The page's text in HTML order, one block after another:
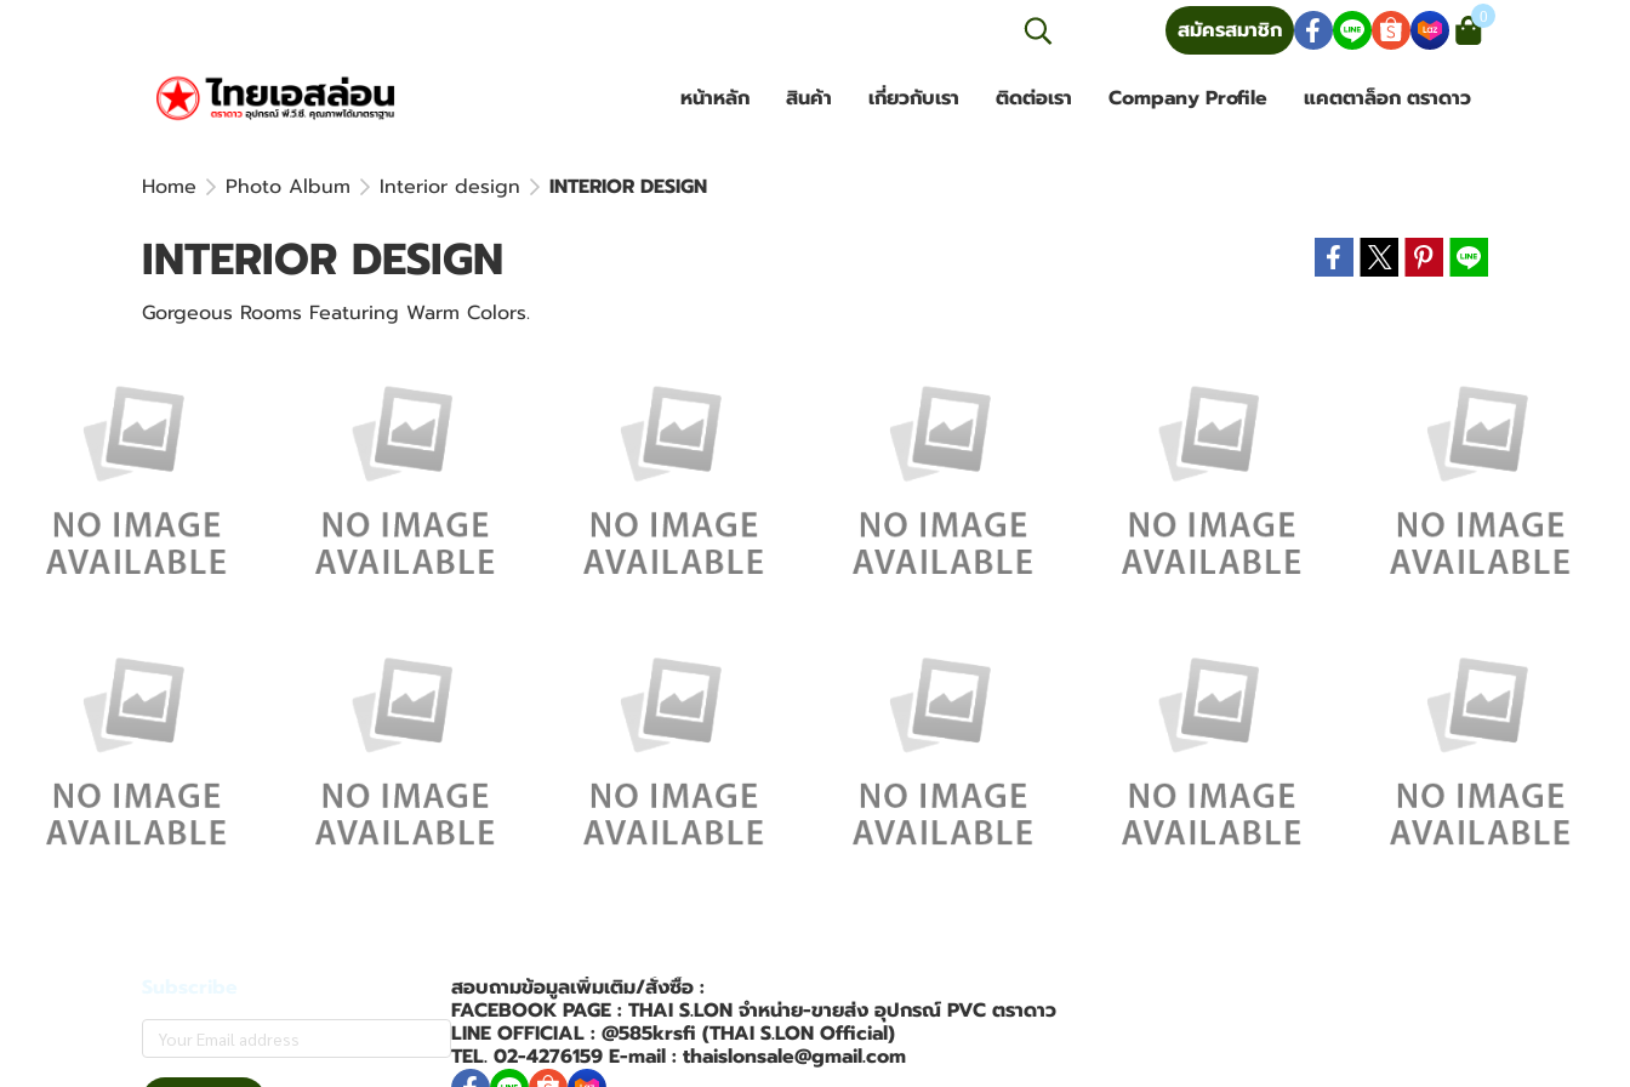
สมัครสมาชิก 0
หน้าหลัก สินค้า เกี่ยวกับเรา ติดต่อเรา Company Profile แคตตาล็อก ตราดาว
Home Photo Album Interior design INTERIOR DESIGN
INTERIOR DESIGN
Gorgeous Rooms Featuring Warm Colors.
สอบถามข้อมูลเพิ่มเติม/สั่งซื้อ :
FACEBOOK PAGE : THAI S.LON จำหน่าย-ขายส่ง อุปกรณ์ PVC ตราดาว
LINE OFFICIAL : @585krsfi (THAI S.LON Official)
TEL. 02-4276159 E-mail : thaislonsale@gmail.com